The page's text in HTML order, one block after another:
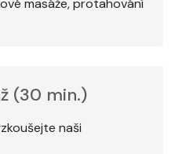
(30 min.)
naši